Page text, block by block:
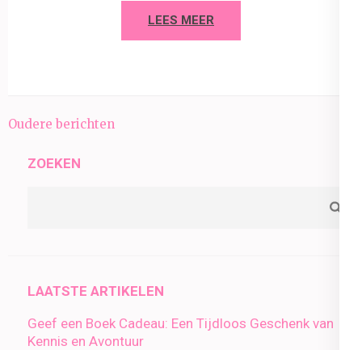
LEES MEER
Berichtnavigatie
Oudere berichten
ZOEKEN
LAATSTE ARTIKELEN
Geef een Boek Cadeau: Een Tijdloos Geschenk van
Kennis en Avontuur